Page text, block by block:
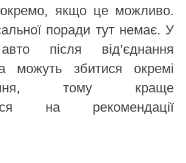
окремо, якщо це можливо.
поради тут немає. У
після від’єднання
можуть збитися окремі
тому краще
на рекомендації